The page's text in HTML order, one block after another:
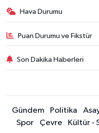
Hava Durumu
Puan Durumu ve Fikstür
Son Dakika Haberleri
Gündem Politika
Spor
Çevre Kültür -